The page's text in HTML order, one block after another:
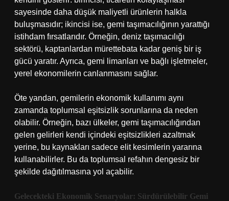
sayesinde daha düşük maliyetli ürünlerin halkla
buluşmasıdır; ikincisi ise, gemi taşımacılığının yarattığı
istihdam fırsatlarıdır. Örneğin, deniz taşımacılığı
sektörü, kaptanlardan mürettebata kadar geniş bir iş
gücü yaratır. Ayrıca, gemi limanları ve bağlı işletmeler,
yerel ekonomilerin canlanmasını sağlar.
Öte yandan, gemilerin ekonomik kullanımı aynı
zamanda toplumsal eşitsizlik sorunlarına da neden
olabilir. Örneğin, bazı ülkeler, gemi taşımacılığından
gelen gelirleri kendi içindeki eşitsizlikleri azaltmak
yerine, bu kaynakları sadece elit kesimlerin yararına
kullanabilirler. Bu da toplumsal refahın dengesiz bir
şekilde dağıtılmasına yol açabilir.
Gelecekteki Ekonomik Senaryolar: Sürdürülebilir Gemi